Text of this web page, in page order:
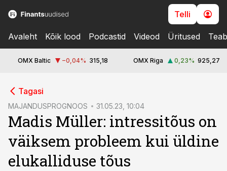
Telli
Avaleht Kõik lood Podcastid Videod Üritused
OMX Baltic −0,04% 315,18 OMX Riga 0,23% 925,27
Tagasi
MAJANDUSPROGNOOS 31.05.23, 10:04
Madis Müller: intressitõus on
väiksem probleem kui üldine
elukalliduse tõus